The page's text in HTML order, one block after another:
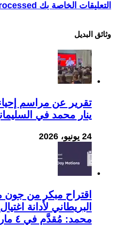
التعليقات الخاصة بك processed
وثائق البدیل
تقرير عن مراسم
ينار محمد في
24 يونيو، 2026
اقتراح مبكر من جون
البريطاني لأدانة
محمد: مُقدَّم في ٤ مارس ٢٠٢٦